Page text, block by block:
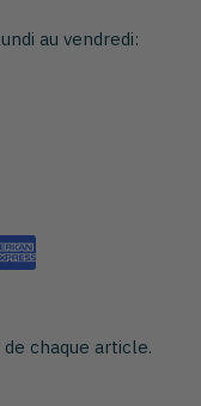
au vendredi:
chaque article.